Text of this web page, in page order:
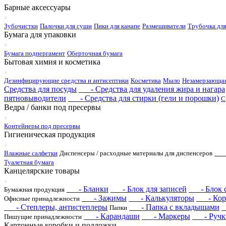
Барные аксессуары
Зубочистки Палочки для суши Пики для канапе Размешиватели Трубочка
Бумага для упаковки
Бумага подпергамент Оберточная бумага
Бытовая химия и косметика
Дезинфицирующие средства и антисептики Косметика Мыло
Средства для посуды
- Средства для удаления жира и нагара
пятновыводители
- Средства для стирки (гели и порошки)
Ведра / банки под пресервы
Контейнеры под пресервы
Гигиеническая продукция
Влажные салфетки Диспенсеры / расходные материалы для диспенсеров
Туалетная бумага
Канцелярские товары
Бумажная продукция - Бланки - Блок для записей - Блок с
Офисные принадлежности - Зажимы - Калькуляторы
-
- Степлеры, антистеплеры Папки - Папка с вкладышами
Пишущие принадлежности - Карандаши - Маркеры
-